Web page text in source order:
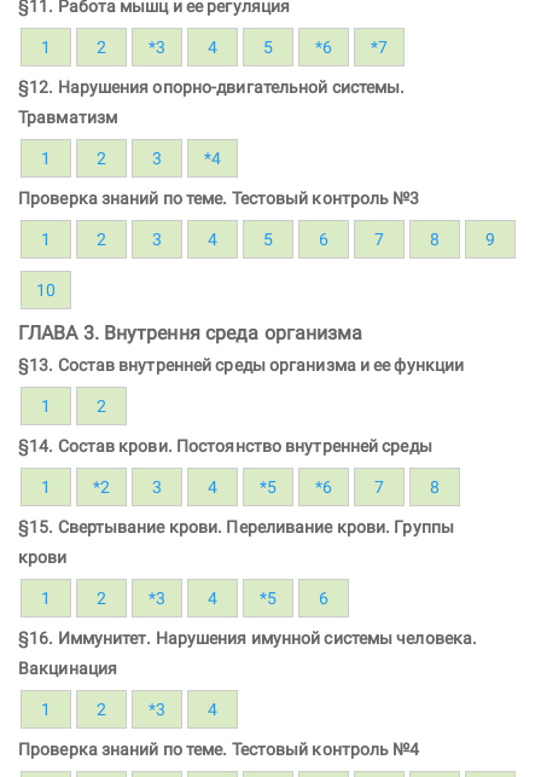
§11. Работа мышц и ее регуляция
1 2 *3 4 5 *6 *7
§12. Нарушения опорно-двигательной системы.
Травматизм
1 2 3 *4
Проверка знаний по теме. Тестовый контроль №3
1 2 3 4 5 6 7 8 9
10
ГЛАВА 3. Внутрення среда организма
§13. Состав внутренней среды организма и ее функции
1 2
§14. Состав крови. Постоянство внутренней среды
1 *2 3 4 *5 *6 7 8
§15. Свертывание крови. Переливание крови. Группы
крови
1 2 *3 4 *5 6
§16. Иммунитет. Нарушения имунной системы человека.
Вакцинация
1 2 *3 4
Проверка знаний по теме. Тестовый контроль №4